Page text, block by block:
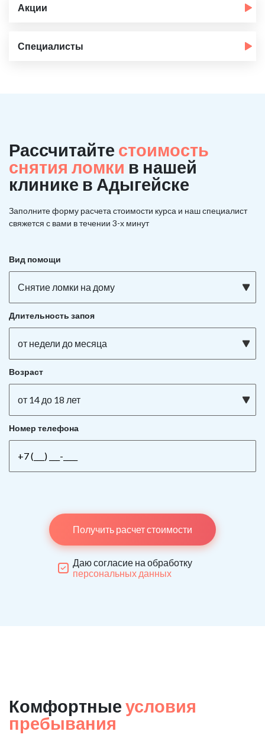
Акции
Специалисты
Рассчитайте стоимость
снятия ломки в нашей
клинике в Адыгейске
Заполните форму расчета стоимости курса и наш специалист
свяжется с вами в течении 3-х минут
Вид помощи
Снятие ломки на дому
Длительность запоя
от недели до месяца
Возраст
от 14 до 18 лет
Номер телефона
Получить расчет стоимости
Даю согласие на обработку
персональных данных
Комфортные условия
пребывания